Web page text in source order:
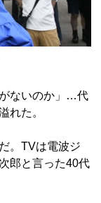
がないのか」…代
れた。
。TVは電波ジ
郎と言った40代